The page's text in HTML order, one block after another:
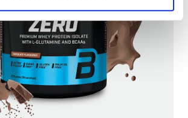
il tuo dispositivo, scansionandolo
alla ricerca di caratteristiche specifiche
vengono elaborati i tuoi dati personali
preferenze nella
sezione dettagli
il tuo consenso in qualsiasi momento